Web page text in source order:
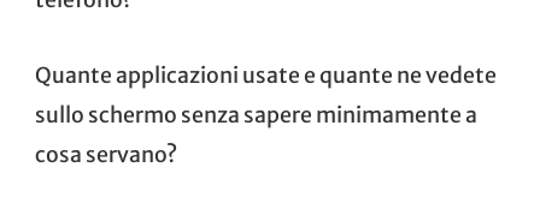
Quante applicazioni usate e quante ne vedete
sullo schermo senza sapere minimamente a
cosa servano?